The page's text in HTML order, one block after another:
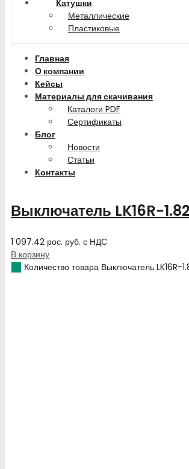
Катушки
Металлические
Пластиковые
Главная
О компании
Кейсы
Материалы для скачивания
Каталоги PDF
Сертификаты
Блог
Новости
Статьи
Контакты
Выключатель LK16R-
1 097.42 рос. руб. с НДС
В корзину
Количество товара Выключатель